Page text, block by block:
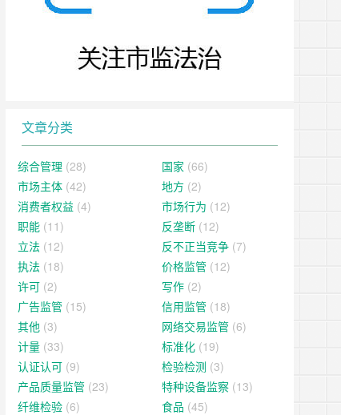
文章分类
综合管理 (28) 国家 (66)
市场主体 (42) 地方 (2)
消费者权益 (4) 市场行为 (12)
职能 (11) 反垄断 (12)
立法 (12) 反不正当竞争 (7)
执法 (18) 价格监管 (12)
许可 (2) 写作 (2)
广告监管 (15) 信用监管 (18)
其他 (3) 网络交易监管 (6)
计量 (33) 标准化 (19)
认证认可 (9) 检验检测 (3)
产品质量监管 (23) 特种设备监察 (13)
纤维检验 (6) 食品 (45)